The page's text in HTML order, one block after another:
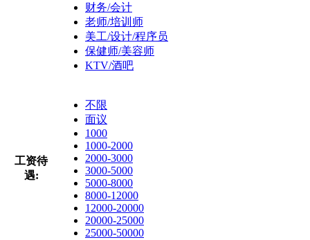
财务/会计
老师/培训师
美工/设计/程序员
保健师/美容师
KTV/酒吧
工资待
遇:
不限
面议
1000
1000-2000
2000-3000
3000-5000
5000-8000
8000-12000
12000-20000
20000-25000
25000-50000